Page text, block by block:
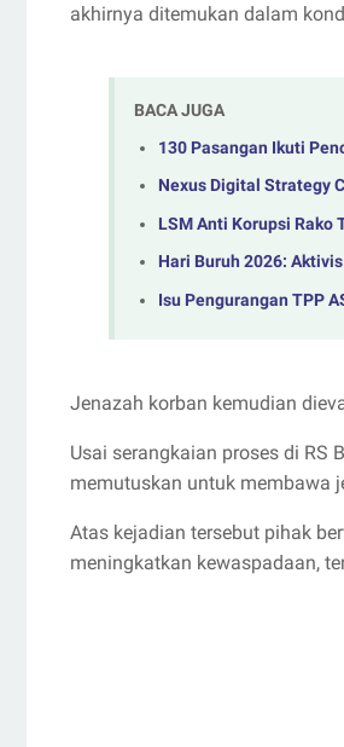
akhirnya ditemukan dalam
BACA JUGA
130 Pasangan Ikuti
Nexus Digital Strategy
LSM Anti Korupsi Rako
Hari Buruh 2026:
Isu Pengurangan TPP
Jenazah korban kemudian
Usai serangkaian proses di RS
memutuskan untuk membawa
Atas kejadian tersebut pihak
meningkatkan kewaspadaan,